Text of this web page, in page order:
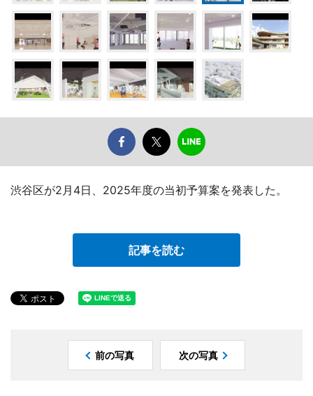
渋谷区が2月4日、2025年度の当初予算案を発表した。
記事を読む
前の写真 次の写真